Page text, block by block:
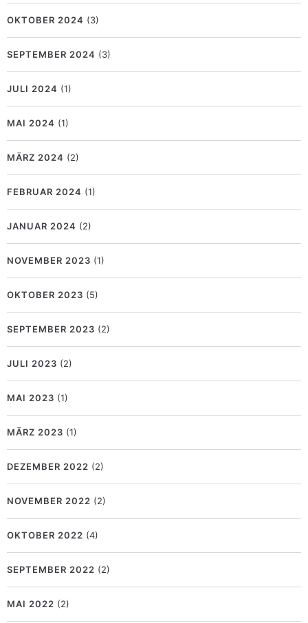
OKTOBER 2024 (3)
SEPTEMBER 2024 (3)
JULI 2024 (1)
MAI 2024 (1)
MÄRZ 2024 (2)
FEBRUAR 2024 (1)
JANUAR 2024 (2)
NOVEMBER 2023 (1)
OKTOBER 2023 (5)
SEPTEMBER 2023 (2)
JULI 2023 (2)
MAI 2023 (1)
MÄRZ 2023 (1)
DEZEMBER 2022 (2)
NOVEMBER 2022 (2)
OKTOBER 2022 (4)
SEPTEMBER 2022 (2)
MAI 2022 (2)